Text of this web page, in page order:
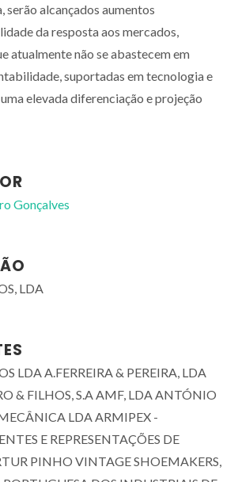
serão alcançados aumentos
da resposta aos mercados,
atualmente não se abastecem em
suportadas em tecnologia e
elevada diferenciação e projeção
Gonçalves
LDA
LDA A.FERREIRA & PEREIRA, LDA
& FILHOS, S.A AMF, LDA ANTÓNIO
LDA ARMIPEX -
E REPRESENTAÇÕES DE
PINHO VINTAGE SHOEMAKERS,